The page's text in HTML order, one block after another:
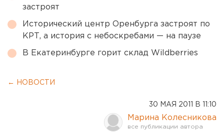
застроят
Исторический центр Оренбурга застроят по
КРТ, а история с небоскребами — на паузе
В Екатеринбурге горит склад Wildberries
← НОВОСТИ
30 МАЯ 2011 В 11:10
Марина Колесникова